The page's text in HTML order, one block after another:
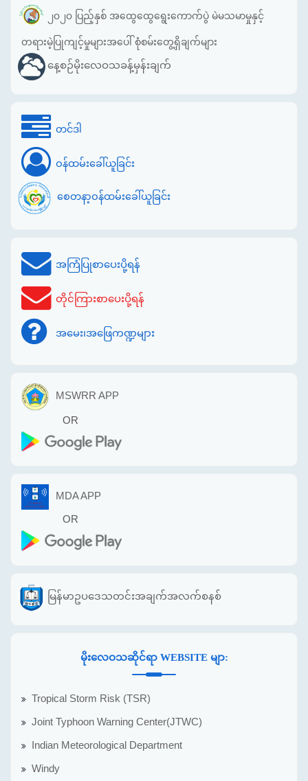
၂၀၂၀ ပြည့်နှစ် အထွေထွေရွေးကောက်ပွဲ မဲမသမာမှုနှင့်
တရားမဲ့ပြုကျင့်မှုများအပေါ် စုံစမ်းတွေ့ရှိချက်များ
နေ့စဉ်မိုးလေဝသခန့်မှန်းချက်
တင်ဒါ
ဝန်ထမ်းခေါ်ယူခြင်း
စေတနာ့ဝန်ထမ်းခေါ်ယူခြင်း
အကြံပြုစာပေးပို့ရန်
တိုင်ကြားစာပေးပို့ရန်
အမေး၊အဖြေကဏ္ဍများ
MSWRR APP
OR
MDA APP
OR
မြန်မာဥပဒေသတင်းအချက်အလက်စနစ်
မိုးလေဝသဆိုင်ရာ WEBSITE မျာ:
Tropical Storm Risk (TSR)
Joint Typhoon Warning Center(JTWC)
Indian Meteorological Department
Windy